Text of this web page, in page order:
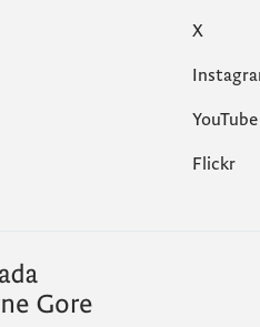
X
YouTube
Flickr